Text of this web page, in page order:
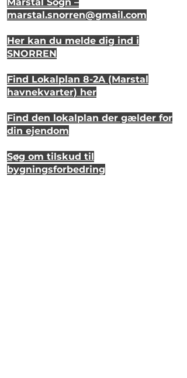
marstal.snorren@gmail.com
Her kan du melde dig ind i
SNORREN
Find Lokalplan 8-2A (Marstal
havnekvarter) her
Find den lokalplan der gælder for
din ejendom
Søg om tilskud til
bygningsforbedring